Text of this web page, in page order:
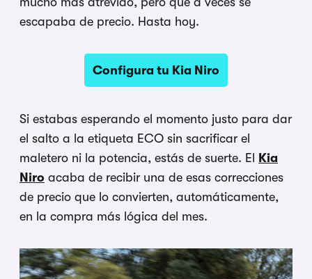
escapaba de precio. Hasta hoy.
Configura tu Kia Niro
Si estabas esperando el momento justo para dar
el salto a la etiqueta ECO sin sacrificar el
maletero ni la potencia, estás de suerte. El
Kia
Niro acaba de recibir una de esas correcciones
de precio que lo convierten, automáticamente,
en la compra más lógica del mes.